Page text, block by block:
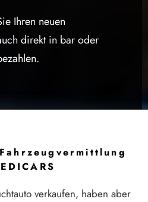
Ihren neuen
direkt in bar oder
verkaufen, haben aber